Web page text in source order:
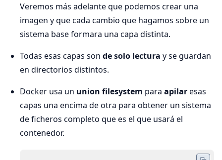
Veremos más adelante que podemos crear una
imagen y que cada cambio que hagamos sobre un
sistema base formara una capa distinta.
Todas esas capas son de solo lectura y se guardan
en directorios distintos.
Docker usa un union filesystem para apilaresas
capas una encima de otra para obtener un sistema
de ficheros completo que es el que usará el
contenedor.